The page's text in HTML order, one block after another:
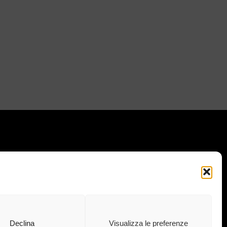
Declina Visualizza le preferenze
IL NOSTRO MONDO: :
· info@ekubergpharma.com